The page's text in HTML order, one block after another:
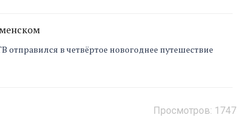
в четвёртое новогоднее путешествие
Просмотров: 1747